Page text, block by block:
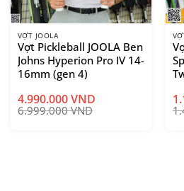
VỢT JOOLA
Vợt Pickleball JOOLA Ben
Johns Hyperion Pro IV 14-
16mm (gen 4)
4.990.000VND
6.999.000VND